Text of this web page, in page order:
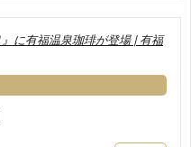
に有福温泉珈琲が登場 | 有福